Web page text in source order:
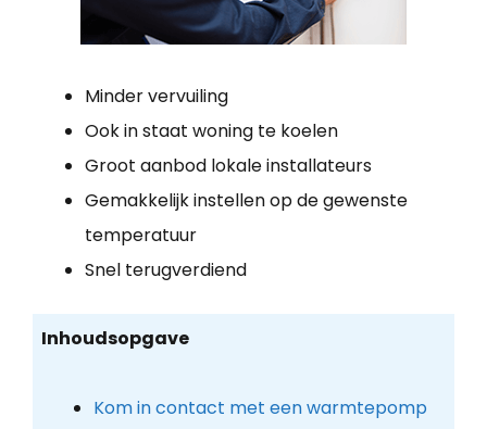
Minder vervuiling
Ook in staat woning te koelen
Groot aanbod lokale installateurs
Gemakkelijk instellen op de gewenste
temperatuur
Snel terugverdiend
Inhoudsopgave
Kom in contact met een warmtepomp